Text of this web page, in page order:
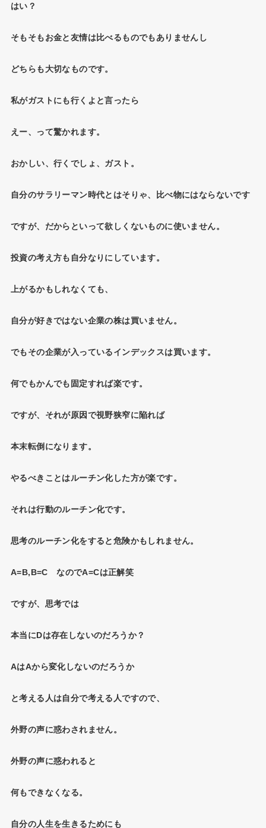
はい？
そもそもお金と友情は比べるものでもありませんし
どちらも大切なものです。
私がガストにも行くよと言ったら
えー、って驚かれます。
おかしい、行くでしょ、ガスト。
自分のサラリーマン時代とはそりゃ、比べ物にはならないです
ですが、だからといって欲しくないものに使いません。
投資の考え方も自分なりにしています。
上がるかもしれなくても、
自分が好きではない企業の株は買いません。
でもその企業が入っているインデックスは買います。
何でもかんでも固定すれば楽です。
ですが、それが原因で視野狭窄に陥れば
本末転倒になります。
やるべきことはルーチン化した方が楽です。
それは行動のルーチン化です。
思考のルーチン化をすると危険かもしれません。
A=B,B=C なのでA=Cは正解笑
ですが、思考では
本当にDは存在しないのだろうか？
AはAから変化しないのだろうか
と考える人は自分で考える人ですので、
外野の声に惑わされません。
外野の声に惑われると
何もできなくなる。
自分の人生を生きるためにも